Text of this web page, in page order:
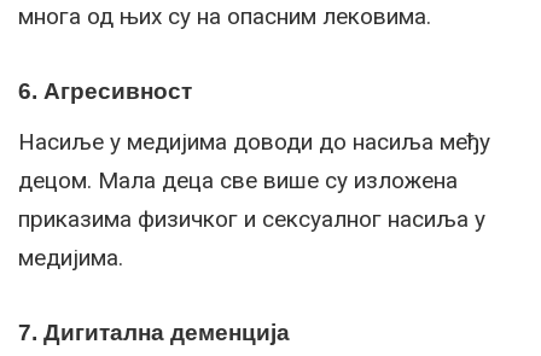
многа од њих су на опасним лековима.
6. Агресивност
Насиље у медијима доводи до насиља међу
децом. Мала деца све више су изложена
приказима физичког и сексуалног насиља у
медијима.
7. Дигитална деменција